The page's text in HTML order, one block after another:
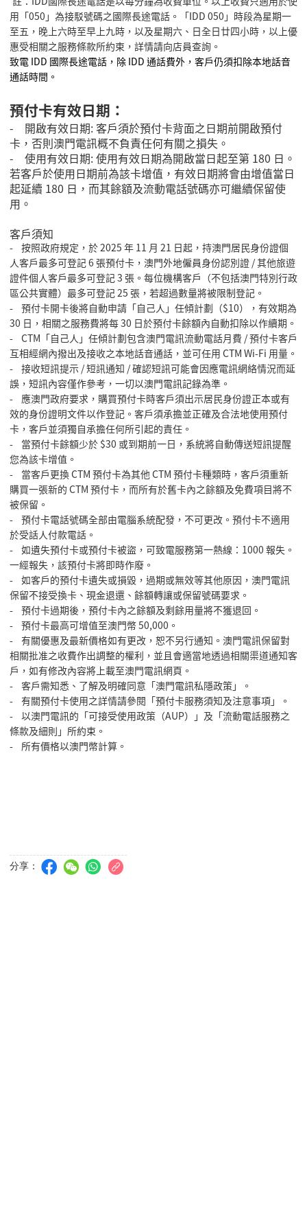
用「050」為接駁號碼之國際長途電話。「IDD 050」時段為星期一
至五，晚上六時至早上九時，以及星期六、日全日廿四小時，以上優
惠受相關之服務條款所約束，詳情請向店員查詢。
致電 IDD 國際長途電話，除 IDD 通話費外，客戶仍須扣除本地話音
通話時間。
預付卡有效日期：
- 開啟有效日期: 客戶須於預付卡背面之日期前開啟預付
卡，否則澳門電訊概不負責任何有關之損失。
- 使用有效日期:使用有效日期為開啟當日起至第 180 日。
若客戶於使用日期前為該卡增值，有效日期將會由增值當日
起延續 180 日，而其餘額及流動電話號碼亦可繼續保留使
用。
客戶須知
- 按照政府規定，於2025 年 11 月 21 日起，持澳門居民身份證個
人客戶最多可登記6 張預付卡，澳門外地僱員身份認別證 /其他旅遊
證件個人客戶最多可登記3 張。每位機構客戶（不包括澳門特別行政
區公共實體）最多可登記25 張，若超過數量將被限制登記。
- 預付卡開卡後將自動申請「自己人」任傾計劃（$10），有效期為
30 日，相關之服務費將每 30 日於預付卡餘額內自動扣除以作續期。
- CTM「自己人」任傾計劃包含澳門電訊流動電話月費 / 預付卡客戶
互相經網內撥出及接收之本地話音通話，並可任用 CTM Wi-Fi 用量。
- 接收短訊提示 / 短訊通知 / 確認短訊可能會因應電訊網絡情況而延
誤，短訊內容僅作參考，一切以澳門電訊記錄為準。
- 應澳門政府要求，購買預付卡時客戶須出示居民身份證正本或有
效的身份證明文件以作登記。客戶須承擔並正確及合法地使用預付
卡，客戶並須獨自承擔任何所引起的責任。
- 當預付卡餘額少於 $30 或到期前一日，系統將自動傳送短訊提醒
您為該卡增值。
- 當客戶更換 CTM 預付卡為其他 CTM 預付卡種類時，客戶須重新
購買一張新的 CTM 預付卡，而所有於舊卡內之餘額及免費項目將不
被保留。
- 預付卡電話號碼全部由電腦系統配發，不可更改。預付卡不適用
於受話人付款電話。
- 如遺失預付卡或預付卡被盜，可致電服務第一熱線：1000 報失。
一經報失，該預付卡將即時作廢。
- 如客戶的預付卡遺失或損毀，過期或無效等其他原因，澳門電訊
保留不接受換卡、現金退還、餘額轉讓或保留號碼要求。
- 預付卡過期後，預付卡內之餘額及剩餘用量將不獲退回。
- 預付卡最高可增值至澳門幣 50,000。
- 有關優惠及最新價格如有更改，恕不另行通知。澳門電訊保留對
相關批准之收費作出調整的權利，並且會適當地透過相關渠道通知客
戶，如有修改內容將上載至澳門電訊網頁。
- 客戶需知悉、了解及明確同意「澳門電訊私隱政策」。
- 有關預付卡使用之詳情請參閱「預付卡服務須知及注意事項」。
- 以澳門電訊的「可接受使用政策（AUP）」及「流動電話服務之
條款及細則」所約束。
- 所有價格以澳門幣計算。
分享：